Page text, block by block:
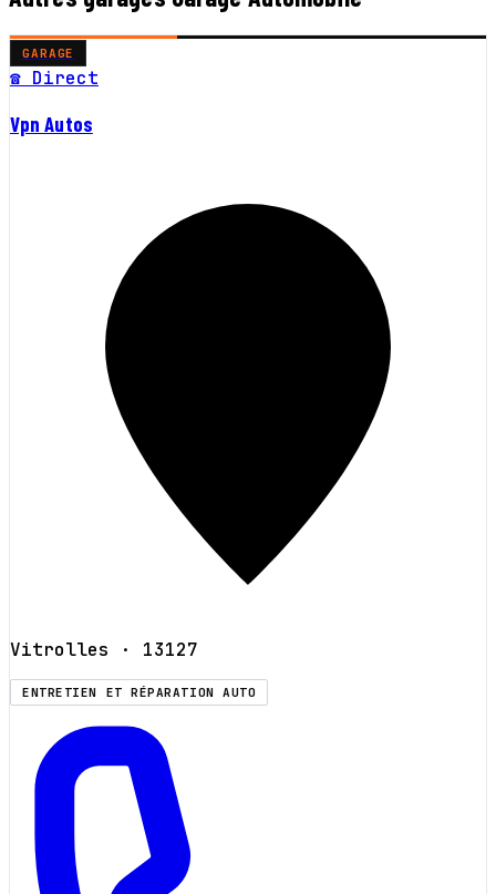
GARAGE
☎ Direct
Vpn Autos
Vitrolles · 13127
ENTRETIEN ET RÉPARATION AUTO